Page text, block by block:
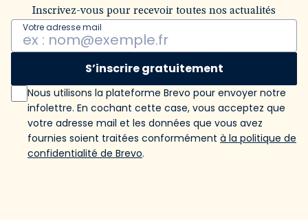
Inscrivez-vous pour recevoir toutes nos actualités
Votre adresse mail
S’inscrire gratuitement
Nous utilisons la plateforme Brevo pour envoyer notre
infolettre. En cochant cette case, vous acceptez que
votre adresse mail et les données que vous avez
fournies soient traitées conformément à la politique de
confidentialité de Brevo.